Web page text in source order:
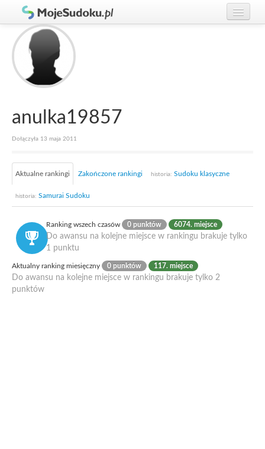
Graj w Sudoku!
Zasady Sudoku
Rankingi
anulka19857
Dołączyła 13 maja 2011
Aktualne rankingi Zakończone rankingi historia: Sudoku klasyczne
historia: Samurai Sudoku
Ranking wszech czasów 0 punktów 6074. miejsce
Do awansu na kolejne miejsce w rankingu brakuje tylko
1 punktu
Aktualny ranking miesięczny 0 punktów 117. miejsce
Do awansu na kolejne miejsce w rankingu brakuje tylko 2
punktów